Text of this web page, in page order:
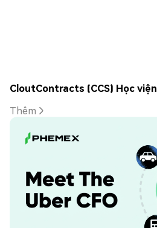
CloutContracts (CCS) Học viện
Thêm